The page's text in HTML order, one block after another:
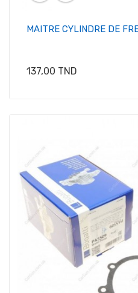
MAITRE CYLINDRE DE
Prix
137,00 TND